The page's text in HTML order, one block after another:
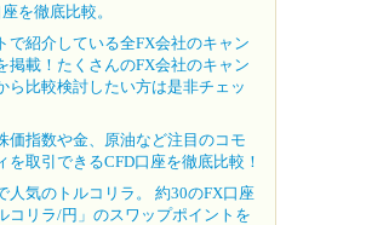
を徹底比較。
で紹介している全FX会社のキャン
掲載！たくさんのFX会社のキャン
ら比較検討したい方は是非チェッ
価指数や金、原油など注目のコモ
を取引できるCFD口座を徹底比較！
人気のトルコリラ。 約30のFX口座
コリラ/円」のスワップポイントを